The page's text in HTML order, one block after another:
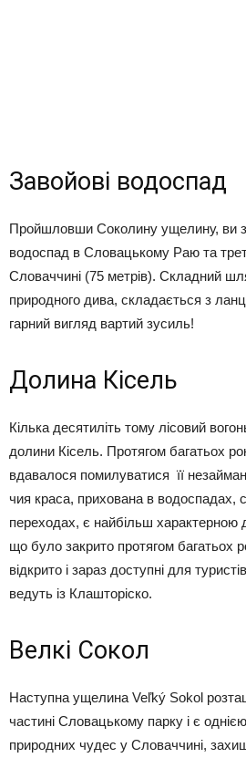
Завойові водоспад
Пройшловши Соколину ущелину, ви
водоспад в Словацькому Раю та
Словаччині (75 метрів). Складний
природного дива, складається з
гарний вигляд вартий зусиль!
Долина Кісель
Кілька десятиліть тому лісовий
долини Кісель. Протягом багатьох
вдавалося помилуватися її
чия краса, прихована в водоспадах,
переходах, є найбільш характерною
що було закрито протягом багатьох
відкрито і зараз доступні для
ведуть із Клашторіско.
Велкі Сокол
Наступна ущелина Veľký Sokol
частині Словацькому парку і є
природних чудес у Словаччині,